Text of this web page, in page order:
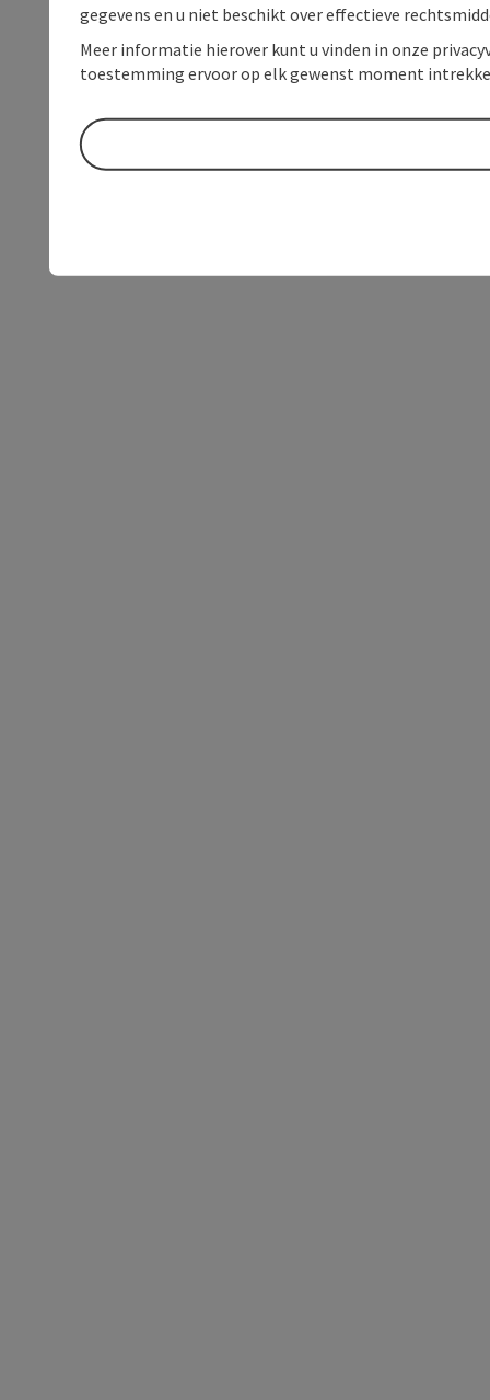
gegevens en u niet beschikt over effectieve
Meer informatie hierover kunt u vinden in onze
toestemming ervoor op elk gewenst moment